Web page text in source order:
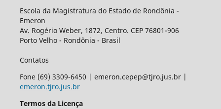
Escola da Magistratura do Estado de Rondônia -
Emeron
Av. Rogério Weber, 1872, Centro. CEP 76801-906
Porto Velho - Rondônia - Brasil
Contatos
Fone (69) 3309-6450 | emeron.cepep@tjro.jus.br |
emeron.tjro.jus.br
Termos da Licença